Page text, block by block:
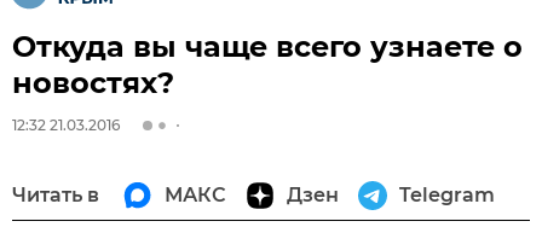
Откуда вы чаще всего узнаете о
новостях?
12:32 21.03.2016
Читать в МАКС Дзен Telegram